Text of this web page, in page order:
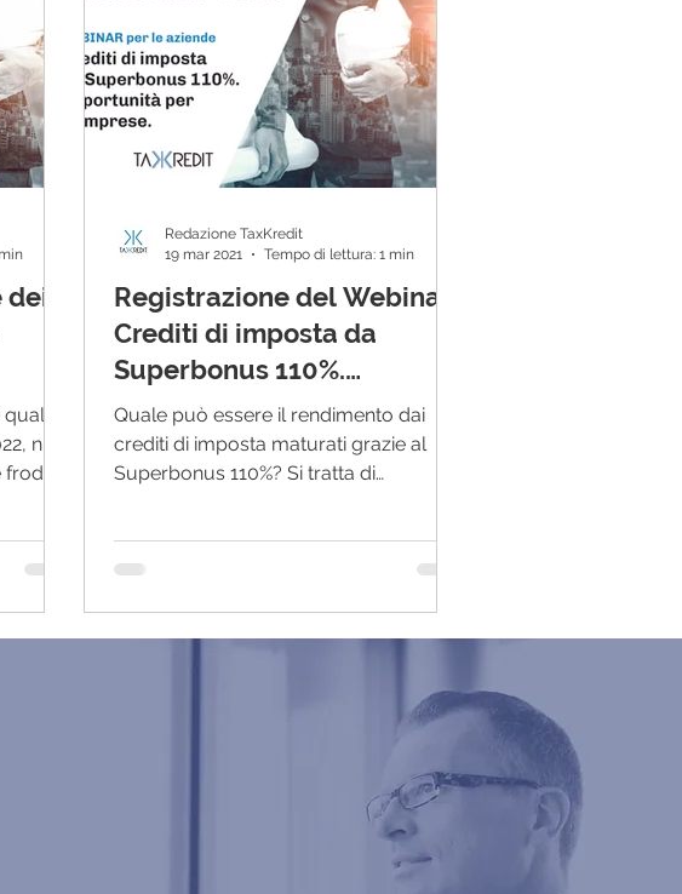
dei
Registrazione del Webinar:
Crediti di imposta da
Superbonus 110%.
Opportunità per le imprese
Quale può essere il rendimento dai
crediti di imposta maturati grazie al
Superbonus 110%? Si tratta di
Redazione TaxKredit
19 mar 2021
Tempo di lettura: 1 min